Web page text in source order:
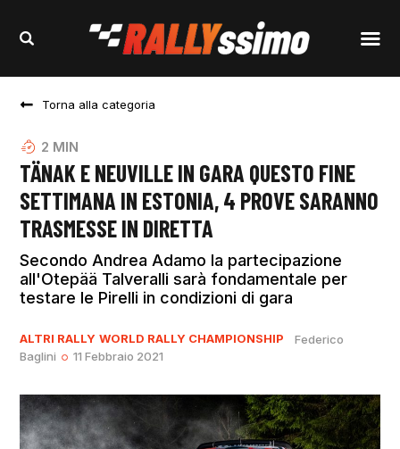
Torna alla categoria
2 MIN
TÄNAK E NEUVILLE IN GARA QUESTO FINE
SETTIMANA IN ESTONIA, 4 PROVE SARANNO
TRASMESSE IN DIRETTA
Secondo Andrea Adamo la partecipazione
all'Otepää Talveralli sarà fondamentale per
testare le Pirelli in condizioni di gara
ALTRI RALLY WORLD RALLY CHAMPIONSHIP
Federico
Baglini
11 Febbraio 2021